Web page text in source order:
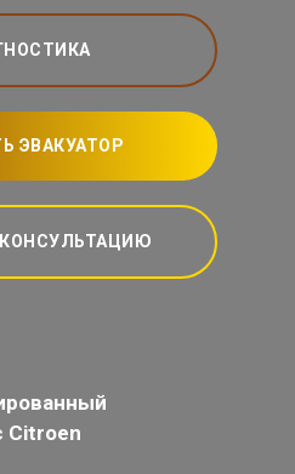
ЭВАКУАТОР
Citroen